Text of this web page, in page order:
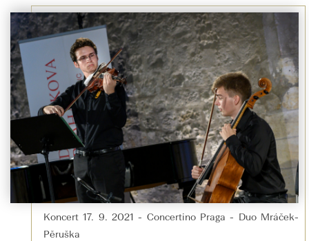
Koncert 17. 9. 2021 - Concertino Praga - Duo Mráček-
Pěruška